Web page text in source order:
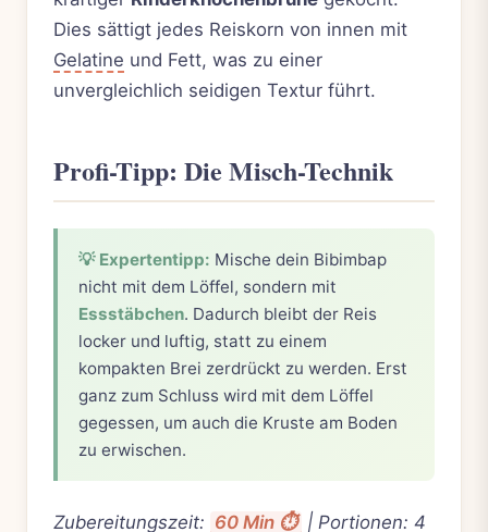
Dies sättigt jedes Reiskorn von innen mit
Gelatine und Fett, was zu einer
unvergleichlich seidigen Textur führt.
Profi-Tipp: Die Misch-Technik
💡 Expertentipp: Mische dein Bibimbap
nicht mit dem Löffel, sondern mit
Essstäbchen. Dadurch bleibt der Reis
locker und luftig, statt zu einem
kompakten Brei zerdrückt zu werden. Erst
ganz zum Schluss wird mit dem Löffel
gegessen, um auch die Kruste am Boden
zu erwischen.
Zubereitungszeit: 60 Min ⏱️ | Portionen: 4